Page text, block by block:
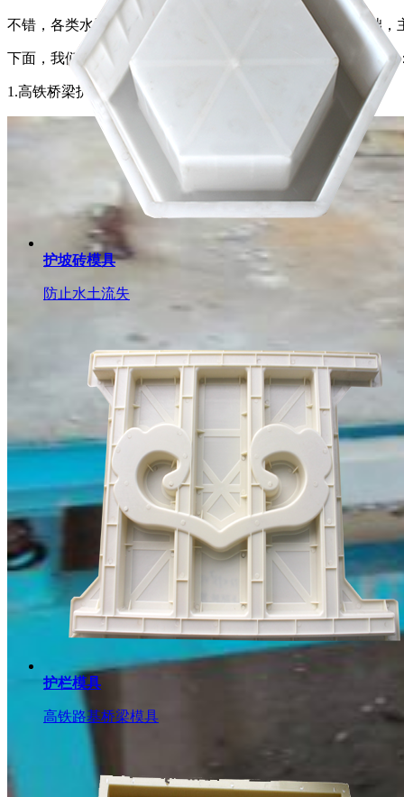
护坡砖模具
防止水土流失
护栏模具
高铁路基桥梁模具
不错，各类水泥混凝土砼制品就是高速铁路基建建设的基础
下面，我们就以详细的图片来介绍相关高铁基建混凝土预制件
1.高铁桥梁护栏